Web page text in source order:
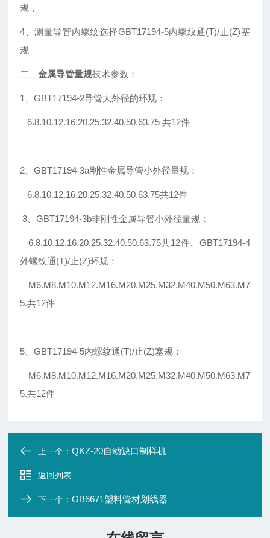
规，
4、测量导管内螺纹选择GBT17194-5内螺纹通(T)/止(Z)塞
规
二、金属导管量规技术参数：
1、GBT17194-2导管大外径的环规：
6.8.10.12.16.20.25.32.40.50.63.75 共12件
2、GBT17194-3a刚性金属导管小外径量规：
6.8.10.12.16.20.25.32.40.50.63.75共12件
3、GBT17194-3b非刚性金属导管小外径量规：
6.8.10.12.16.20.25.32.40.50.63.75共12件、GBT17194-4
外螺纹通(T)/止(Z)环规：
M6.M8.M10.M12.M16.M20.M25.M32.M40.M50.M63.M7
5.共12件
5、GBT17194-5内螺纹通(T)/止(Z)塞规：
M6.M8.M10.M12.M16.M20.M25.M32.M40.M50.M63.M7
5.共12件
上一个：QKZ-20自动缺口制样机
返回列表
下一个：GB6671塑料管材划线器